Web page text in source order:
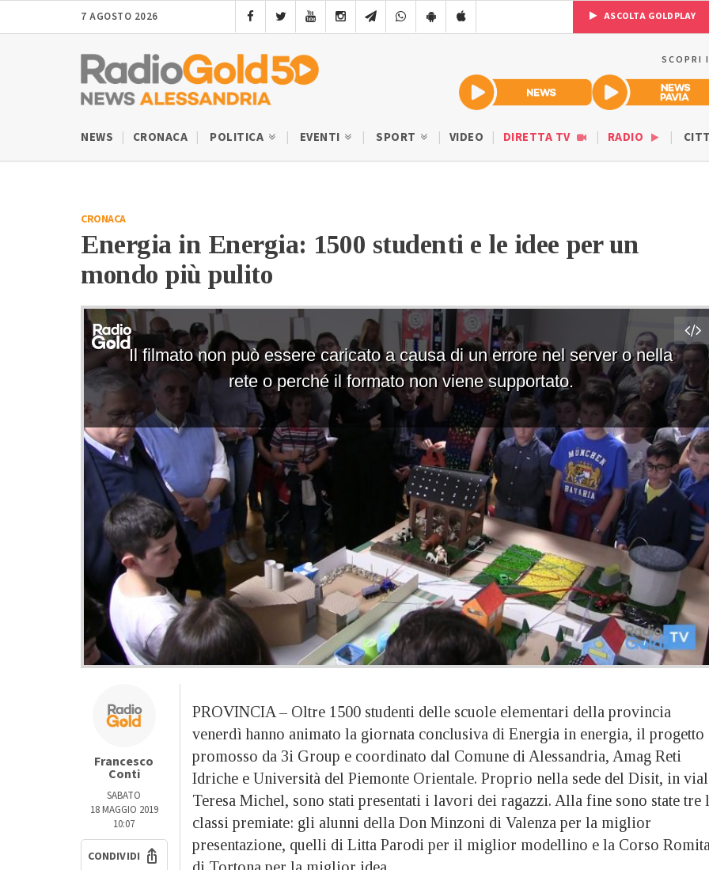
7 AGOSTO 2026 ASCOLTA GOLDPLAY
SCOPRI
NEWS CRONACA POLITICA EVENTI SPORT VIDEO DIRETTA TV RADIO
CRONACA
Energia in Energia: 1500 studenti e le idee per un
mondo più pulito
Francesco
Conti
SABATO
18 MAGGIO 2019
10:07
CONDIVIDI
PROVINCIA – Oltre 1500 studenti delle scuole elementari della provincia
venerdì hanno animato la giornata conclusiva di Energia in energia, il progetto
promosso da 3i Group e coordinato dal Comune di Alessandria, Amag Reti
Idriche e Università del Piemonte Orientale. Proprio nella sede del Disit, in
Teresa Michel, sono stati presentati i lavori dei ragazzi. Alla fine sono state tre
classi premiate: gli alunni della Don Minzoni di Valenza per la miglior
presentazione, quelli di Litta Parodi per il miglior modellino e la Corso Romita